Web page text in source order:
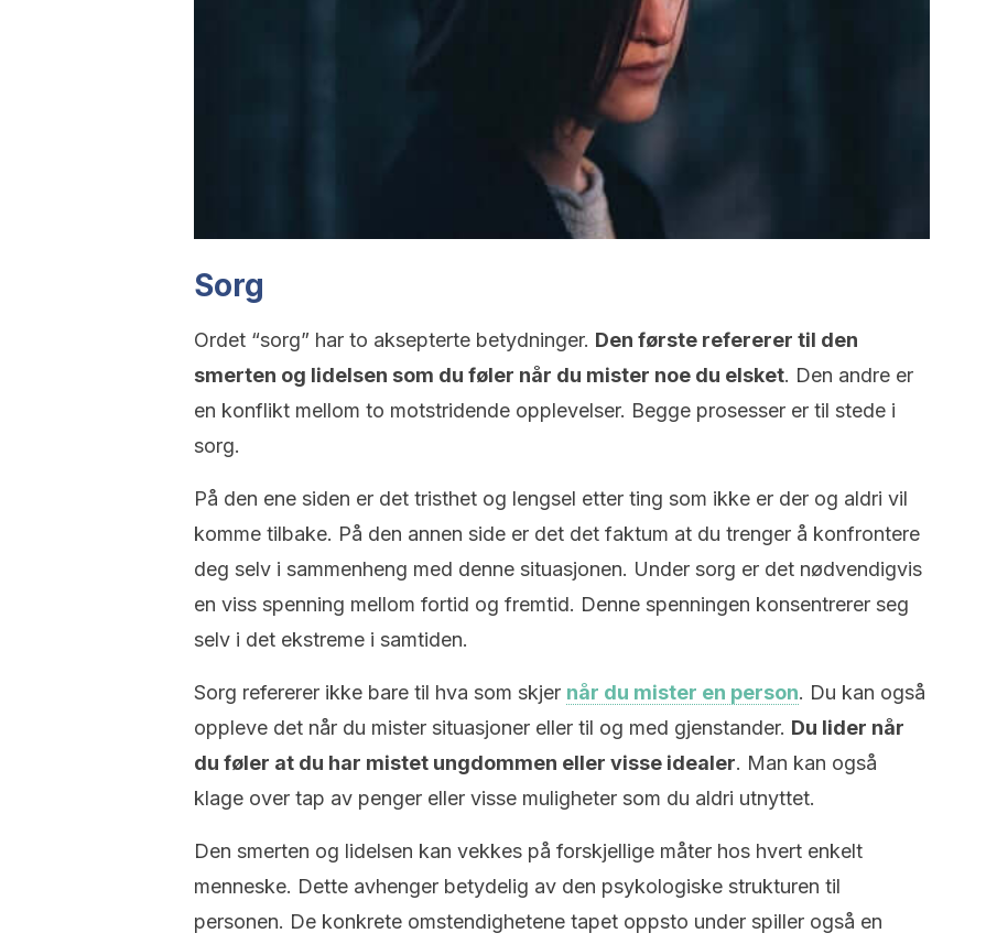
Sorg
Ordet “sorg” har to aksepterte betydninger. Den første refererer til den
smerten og lidelsen som du føler når du mister noe du elsket. Den andre er
en konflikt mellom to motstridende opplevelser. Begge prosesser er til stede i
sorg.
På den ene siden er det tristhet og lengsel etter ting som ikke er der og aldri vil
komme tilbake. På den annen side er det det faktum at du trenger å konfrontere
deg selv i sammenheng med denne situasjonen. Under sorg er det nødvendigvis
en viss spenning mellom fortid og fremtid. Denne spenningen konsentrerer seg
selv i det ekstreme i samtiden.
Sorg refererer ikke bare til hva som skjer når du mister en person. Du kan også
oppleve det når du mister situasjoner eller til og med gjenstander. Du lider når
du føler at du har mistet ungdommen eller visse idealer. Man kan også
klage over tap av penger eller visse muligheter som du aldri utnyttet.
Den smerten og lidelsen kan vekkes på forskjellige måter hos hvert enkelt
menneske. Dette avhenger betydelig av den psykologiske strukturen til
personen. De konkrete omstendighetene tapet oppsto under spiller også en